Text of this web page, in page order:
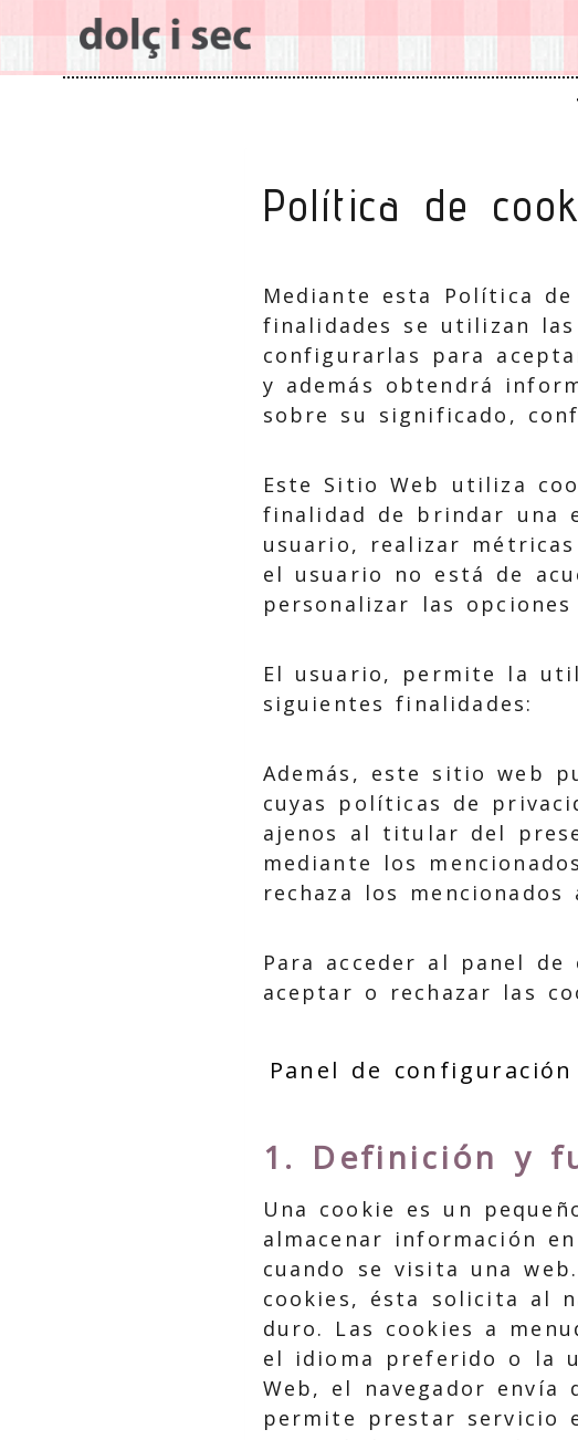
Política de
Mediante esta Política
finalidades se utilizan
configurarlas para
y además obtendrá
sobre su significado,
Este Sitio Web utiliza
finalidad de brindar una
usuario, realizar
el usuario no está de
personalizar las
El usuario, permite la
siguientes finalidades:
Además, este sitio web
cuyas políticas de
ajenos al titular del
mediante los
rechaza los mencionados
Para acceder al panel
aceptar o rechazar las
Panel de configuración
1. Definición y
Una cookie es un
almacenar información
cuando se visita una
cookies, ésta solicita al
duro. Las cookies a
el idioma preferido o la
Web, el navegador
permite prestar servicio